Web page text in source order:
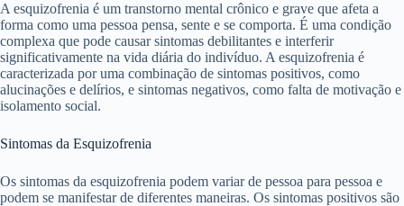
A esquizofrenia é um transtorno mental crônico e grave que afeta a
forma como uma pessoa pensa, sente e se comporta. É uma condição
complexa que pode causar sintomas debilitantes e interferir
significativamente na vida diária do indivíduo. A esquizofrenia é
caracterizada por uma combinação de sintomas positivos, como
alucinações e delírios, e sintomas negativos, como falta de motivação e
isolamento social.
Sintomas da Esquizofrenia
Os sintomas da esquizofrenia podem variar de pessoa para pessoa e
podem se manifestar de diferentes maneiras. Os sintomas positivos são